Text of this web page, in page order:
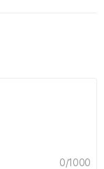
0/1000